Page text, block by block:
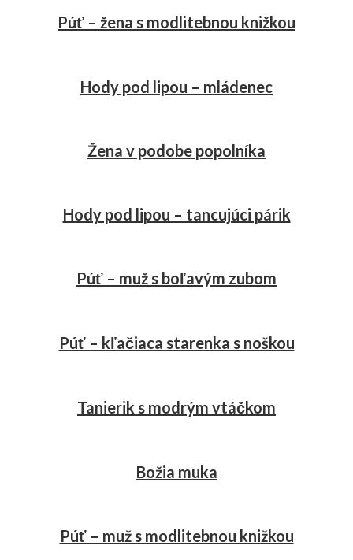
Púť – žena s modlitebnou knižkou
Hody pod lipou – mládenec
Žena v podobe popolníka
Hody pod lipou – tancujúci párik
Púť – muž s boľavým zubom
Púť – kľačiaca starenka s noškou
Tanierik s modrým vtáčkom
Božia muka
Púť – muž s modlitebnou knižkou